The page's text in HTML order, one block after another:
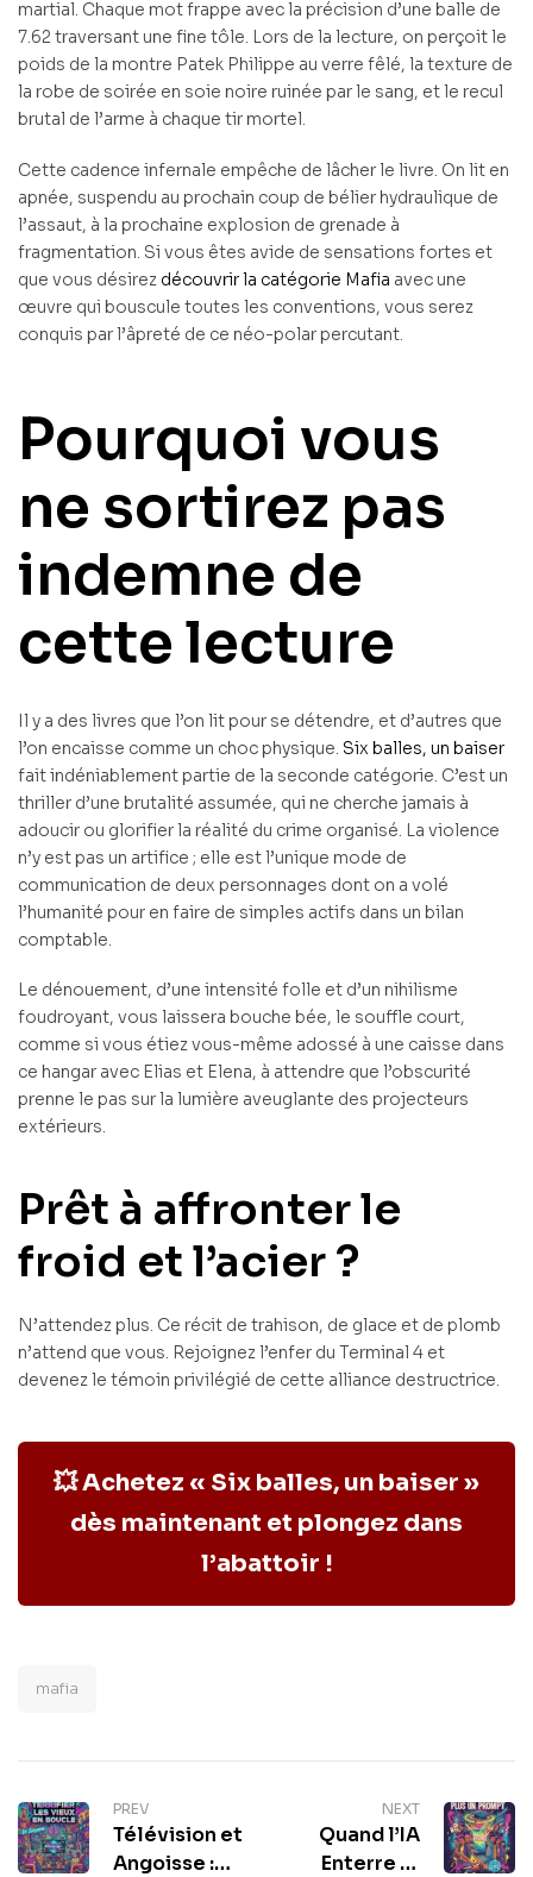
martial. Chaque mot frappe avec la précision d’une balle de
7.62 traversant une fine tôle. Lors de la lecture, on perçoit le
poids de la montre Patek Philippe au verre fêlé, la texture de
la robe de soirée en soie noire ruinée par le sang, et le recul
brutal de l’arme à chaque tir mortel.
Cette cadence infernale empêche de lâcher le livre. On lit en
apnée, suspendu au prochain coup de bélier hydraulique de
l’assaut, à la prochaine explosion de grenade à
fragmentation. Si vous êtes avide de sensations fortes et
que vous désirez découvrir la catégorie Mafia avec une
œuvre qui bouscule toutes les conventions, vous serez
conquis par l’âpreté de ce néo-polar percutant.
Pourquoi vous
ne sortirez pas
indemne de
cette lecture
Il y a des livres que l’on lit pour se détendre, et d’autres que
l’on encaisse comme un choc physique. Six balles, un baiser
fait indéniablement partie de la seconde catégorie. C’est un
thriller d’une brutalité assumée, qui ne cherche jamais à
adoucir ou glorifier la réalité du crime organisé. La violence
n’y est pas un artifice ; elle est l’unique mode de
communication de deux personnages dont on a volé
l’humanité pour en faire de simples actifs dans un bilan
comptable.
Le dénouement, d’une intensité folle et d’un nihilisme
foudroyant, vous laissera bouche bée, le souffle court,
comme si vous étiez vous-même adossé à une caisse dans
ce hangar avec Elias et Elena, à attendre que l’obscurité
prenne le pas sur la lumière aveuglante des projecteurs
extérieurs.
Prêt à affronter le
froid et l’acier ?
N’attendez plus. Ce récit de trahison, de glace et de plomb
n’attend que vous. Rejoignez l’enfer du Terminal 4 et
devenez le témoin privilégié de cette alliance destructrice.
💥 Achetez « Six balles, un baiser »
dès maintenant et plongez dans
l’abattoir !
mafia
PREV
Télévision et
Angoisse :
NEXT
Quand l’IA
Enterre le